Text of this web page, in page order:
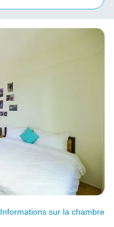
Informations sur la chambre